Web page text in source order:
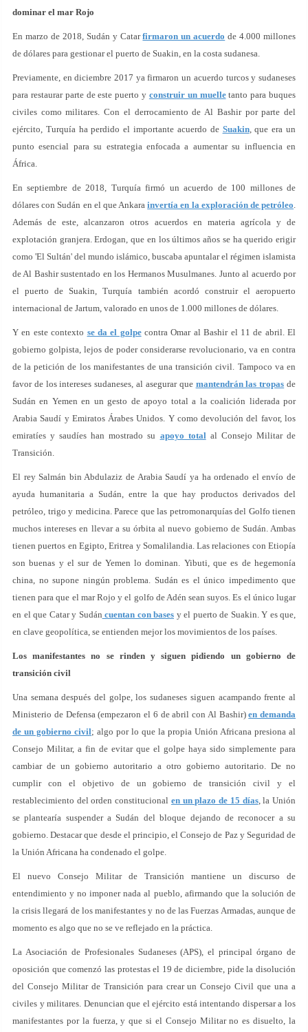
dominar el mar Rojo
En marzo de 2018, Sudán y Catarfirmaron un acuerdo de 4.000 millones
de dólares para gestionar el puerto de Suakin, en la costa sudanesa.
Previamente, en diciembre 2017 ya firmaron un acuerdo turcos y sudaneses
para restaurar parte de este puerto y construir un muelletanto para buques
civiles como militares. Con el derrocamiento de Al Bashir por parte del
ejército, Turquía ha perdido el importante acuerdo de Suakin, que era un
punto esencial para su estrategia enfocada a aumentar su influencia en
África.
En septiembre de 2018, Turquía firmó un acuerdo de 100 millones de
dólares con Sudán en el que Ankarainvertía en la exploración de petróleo.
Además de este, alcanzaron otros acuerdos en materia agrícola y de
explotación granjera. Erdogan, que en los últimos años se ha querido erigir
como 'El Sultán' del mundo islámico, buscaba apuntalar el régimen islamista
de Al Bashir sustentado en los Hermanos Musulmanes. Junto al acuerdo por
el puerto de Suakin, Turquía también acordó construir el aeropuerto
internacional de Jartum, valorado en unos de 1.000 millones de dólares.
Y en este contexto se da el golpecontra Omar al Bashir el 11 de abril. El
gobierno golpista, lejos de poder considerarse revolucionario, va en contra
de la petición de los manifestantes de una transición civil. Tampoco va en
favor de los intereses sudaneses, al asegurar que mantendrán las tropas de
Sudán en Yemen en un gesto de apoyo total a la coalición liderada por
Arabia Saudí y Emiratos Árabes Unidos. Y como devolución del favor, los
emiratíes y saudíes han mostrado su apoyo totalal Consejo Militar de
Transición.
El rey Salmán bin Abdulaziz de Arabia Saudí ya ha ordenado el envío de
ayuda humanitaria a Sudán, entre la que hay productos derivados del
petróleo, trigo y medicina. Parece que las petromonarquías del Golfo tienen
muchos intereses en llevar a su órbita al nuevo gobierno de Sudán. Ambas
tienen puertos en Egipto, Eritrea y Somalilandia. Las relaciones con Etiopía
son buenas y el sur de Yemen lo dominan. Yibuti, que es de hegemonía
china, no supone ningún problema. Sudán es el único impedimento que
tienen para que el mar Rojo y el golfo de Adén sean suyos. Es el único lugar
en el que Catar y Sudán cuentan con bases y el puerto de Suakin. Y es que,
en clave geopolítica, se entienden mejor los movimientos de los países.
Los manifestantes no se rinden y siguen pidiendo un gobierno de
transición civil
Una semana después del golpe, los sudaneses siguen acampando frente al
Ministerio de Defensa (empezaron el 6 de abril con Al Bashir)en demanda
de un gobierno civil; algo por lo que la propia Unión Africana presiona al
Consejo Militar, a fin de evitar que el golpe haya sido simplemente para
cambiar de un gobierno autoritario a otro gobierno autoritario. De no
cumplir con el objetivo de un gobierno de transición civil y el
restablecimiento del orden constitucional en un plazo de 15 días, la Unión
se plantearía suspender a Sudán del bloque dejando de reconocer a su
gobierno. Destacar que desde el principio, el Consejo de Paz y Seguridad de
la Unión Africana ha condenado el golpe.
El nuevo Consejo Militar de Transición mantiene un discurso de
entendimiento y no imponer nada al pueblo, afirmando que la solución de
la crisis llegará de los manifestantes y no de las Fuerzas Armadas, aunque de
momento es algo que no se ve reflejado en la práctica.
La Asociación de Profesionales Sudaneses (APS), el principal órgano de
oposición que comenzó las protestas el 19 de diciembre, pide la disolución
del Consejo Militar de Transición para crear un Consejo Civil que una a
civiles y militares. Denuncian que el ejército está intentando dispersar a los
manifestantes por la fuerza, y que si el Consejo Militar no es disuelto, la